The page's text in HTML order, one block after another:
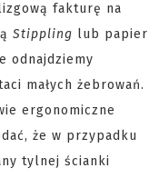
fakturę na
Stippling lub papier
odnajdziemy
małych żebrowań.
ergonomiczne
że w przypadku
tylnej ścianki